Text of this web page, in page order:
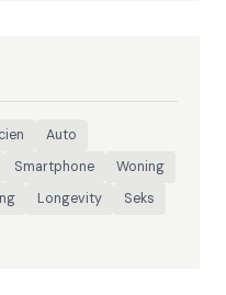
Auto
Smartphone
Woning
Longevity
Seks